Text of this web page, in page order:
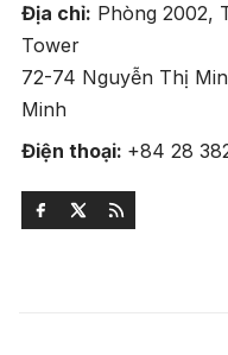
Địa chỉ: Phòng 2002,
Tower
72-74 Nguyễn Thị
Minh
Điện thoại: +84 28